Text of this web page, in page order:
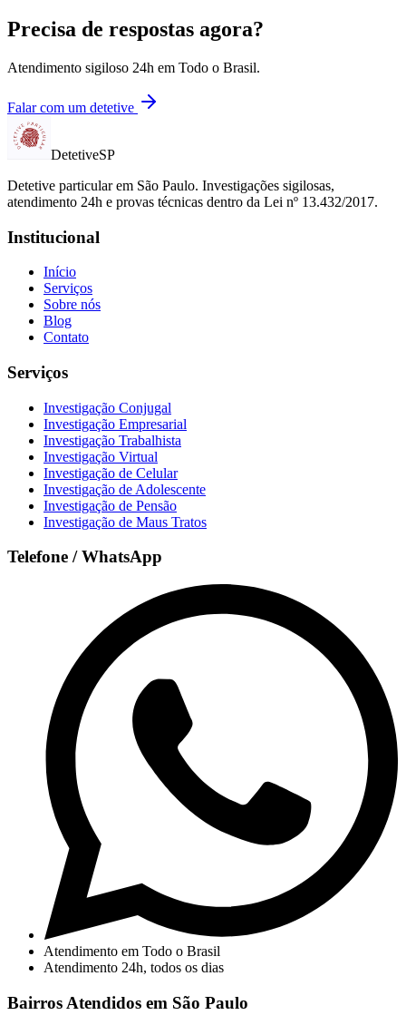
Precisa de respostas agora?
Atendimento sigiloso 24h em Todo o Brasil.
Falar com um detetive
DetetiveSP
Detetive particular em São Paulo. Investigações sigilosas,
atendimento 24h e provas técnicas dentro da Lei nº 13.432/2017.
Institucional
Início
Serviços
Sobre nós
Blog
Contato
Serviços
Investigação Conjugal
Investigação Empresarial
Investigação Trabalhista
Investigação Virtual
Investigação de Celular
Investigação de Adolescente
Investigação de Pensão
Investigação de Maus Tratos
Telefone / WhatsApp
Atendimento em Todo o Brasil
Atendimento 24h, todos os dias
Bairros Atendidos em São Paulo